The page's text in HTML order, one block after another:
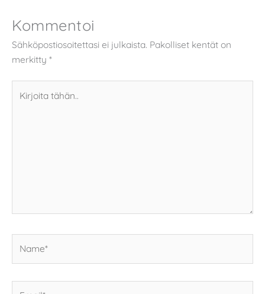
Kommentoi
Sähköpostiosoitettasi ei julkaista. Pakolliset kentät on
merkitty *
tähän..